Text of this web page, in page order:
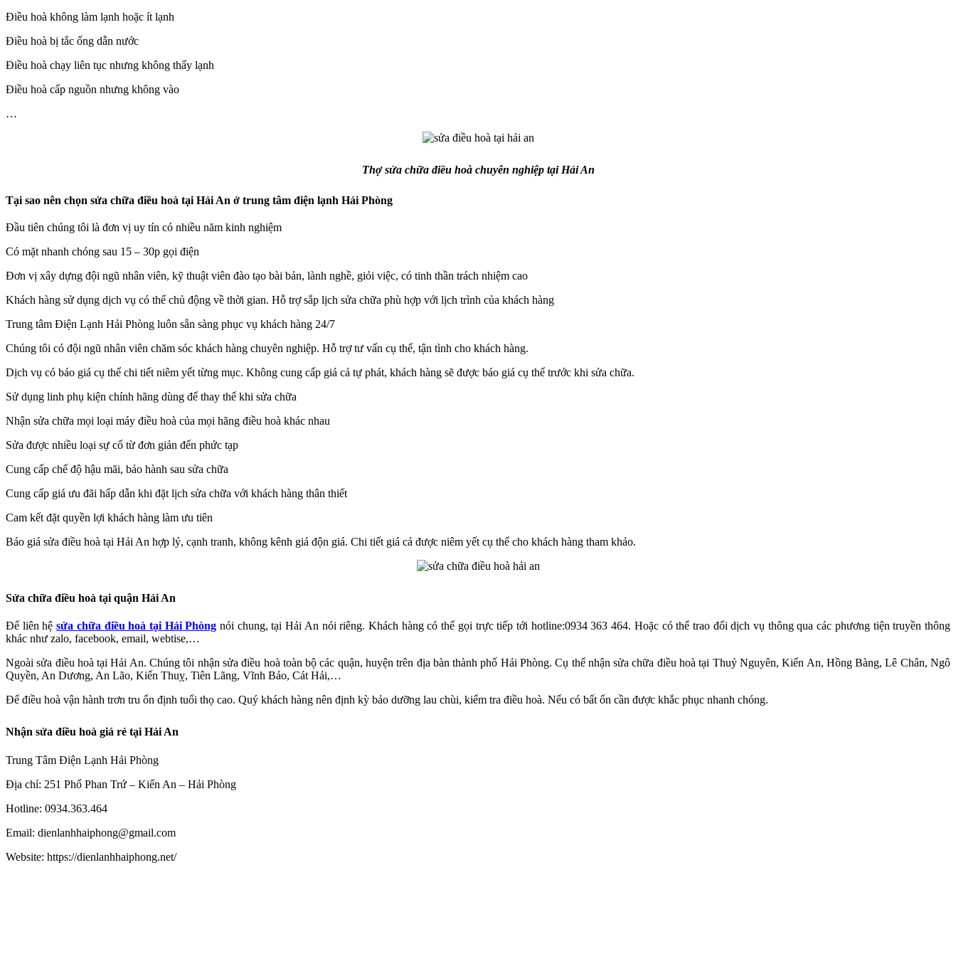
Điều hoà không làm lạnh hoặc ít lạnh
Điều hoà bị tắc ống dẫn nước
Điều hoà chạy liên tục nhưng không thấy lạnh
Điều hoà cấp nguồn nhưng không vào
…
Thợ sửa chữa điều hoà chuyên nghiệp tại Hải An
Tại sao nên chọn sửa chữa điều hoà tại Hải An ở trung tâm điện lạnh Hải Phòng
Đầu tiên chúng tôi là đơn vị uy tín có nhiều năm kinh nghiệm
Có mặt nhanh chóng sau 15 – 30p gọi điện
Đơn vị xây dựng đội ngũ nhân viên, kỹ thuật viên đào tạo bài bản, lành nghề, giỏi việc, có tinh thần trách nhiệm cao
Khách hàng sử dụng dịch vụ có thể chủ động về thời gian. Hỗ trợ sắp lịch sửa chữa phù hợp với lịch trình của khách hàng
Trung tâm Điện Lạnh Hải Phòng luôn sẵn sàng phục vụ khách hàng 24/7
Chúng tôi có đội ngũ nhân viên chăm sóc khách hàng chuyên nghiệp. Hỗ trợ tư vấn cụ thể, tận tình cho khách hàng.
Dịch vụ có báo giá cụ thể chi tiết niêm yết từng mục. Không cung cấp giá cả tự phát, khách hàng sẽ được báo giá cụ thể trước khi sửa chữa.
Sử dụng linh phụ kiện chính hãng dùng để thay thể khi sửa chữa
Nhận sửa chữa mọi loại máy điều hoà của mọi hãng điều hoà khác nhau
Sửa được nhiều loại sự cố từ đơn giản đến phức tạp
Cung cấp chế độ hậu mãi, bảo hành sau sửa chữa
Cung cấp giá ưu đãi hấp dẫn khi đặt lịch sửa chữa với khách hàng thân thiết
Cam kết đặt quyền lợi khách hàng làm ưu tiên
Báo giá sửa điều hoà tại Hải An hợp lý, cạnh tranh, không kênh giá độn giá. Chi tiết giá cả được niêm yết cụ thể cho khách hàng tham khảo.
Sửa chữa điều hoà tại quận Hải An
Để liên hệsửa chữa điều hoà tại Hải Phòng nói chung, tại Hải An nói riêng. Khách hàng có thể gọi trực tiếp tới hotline:0934 363 464. Hoặc có thể trao đổi dịch vụ thông qua các phương tiện truyền thông
khác như zalo, facebook, email, webtise,…
Ngoài sửa điều hoà tại Hải An. Chúng tôi nhận sửa điều hoà toàn bộ các quận, huyện trên địa bàn thành phố Hải Phòng. Cụ thể nhận sửa chữa điều hoà tại Thuỷ Nguyên, Kiến An, Hồng Bàng, Lê Chân, Ngô
Quyền, An Dương, An Lão, Kiến Thuỵ, Tiên Lãng, Vĩnh Bảo, Cát Hải,…
Để điều hoà vận hành trơn tru ổn định tuổi thọ cao. Quý khách hàng nên định kỳ bảo dưỡng lau chùi, kiểm tra điều hoà. Nếu có bất ổn cần được khắc phục nhanh chóng.
Nhận sửa điều hoà giá rẻ tại Hải An
Trung Tâm Điện Lạnh Hải Phòng
Địa chỉ: 251 Phố Phan Trứ – Kiến An – Hải Phòng
Hotline: 0934.363.464
Email: dienlanhhaiphong@gmail.com
Website: https://dienlanhhaiphong.net/